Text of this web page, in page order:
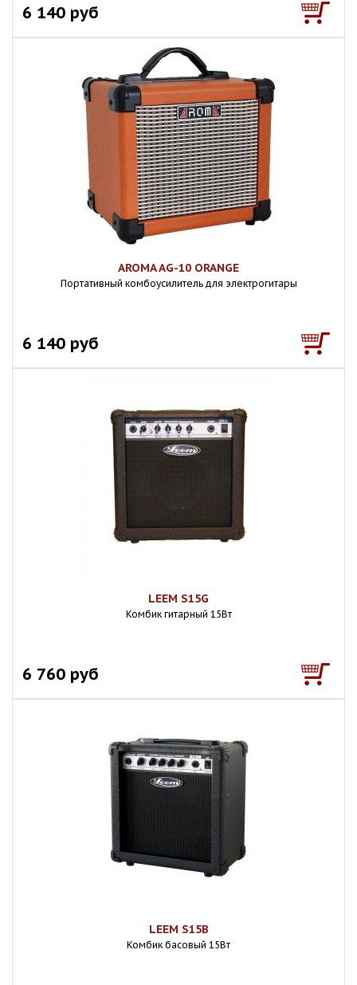
6 140 руб
AROMA AG-10 ORANGE
Портативный комбоусилитель для электрогитары
6 140 руб
LEEM S15G
Комбик гитарный 15Вт
6 760 руб
LEEM S15B
Комбик басовый 15Вт